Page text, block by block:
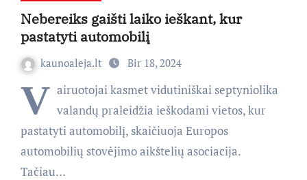
Nebereiks gaišti laiko ieškant, kur
pastatyti automobilį
kaunoaleja.lt Bir 18, 2024
V airuotojai kasmet vidutiniškai septyniolika
valandų praleidžia ieškodami vietos, kur
pastatyti automobilį, skaičiuoja Europos
automobilių stovėjimo aikštelių asociacija.
Tačiau…